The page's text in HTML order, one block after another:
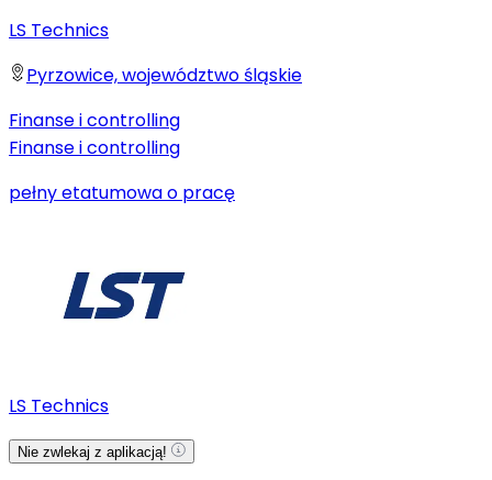
LS Technics
Pyrzowice, województwo śląskie
Finanse i controlling
Finanse i controlling
pełny etatumowa o pracę
LS Technics
Nie zwlekaj z aplikacją!